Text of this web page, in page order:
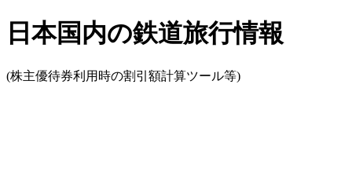
日本国内の鉄道旅行情報
(株主優待券利用時の割引額計算ツール等)